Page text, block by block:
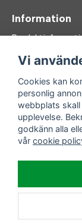
Information
FAQ
Följ oss
Facebook
Instagram
Enkla
Vi
Cookies kan
personlig
webbplats
upplevelse.
godkänn alla
vår cookie